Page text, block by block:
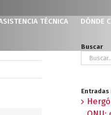
TÉCNICA DÓNDE
Buscar
Buscar: